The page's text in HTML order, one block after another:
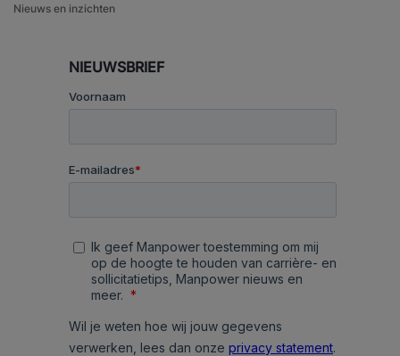
Nieuws en inzichten
NIEUWSBRIEF